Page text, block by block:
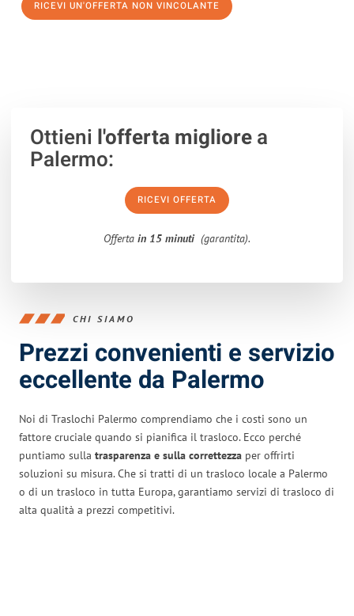
RICEVI UN'OFFERTA NON VINCOLANTE
Ottieni l'offerta migliorea
Palermo:
RICEVI OFFERTA
Offerta in 15 minuti (garantita).
CHI SIAMO
Prezzi convenienti e servizio
eccellente da Palermo
Noi di Traslochi Palermo comprendiamo che i costi sono un
fattore cruciale quando si pianifica il trasloco. Ecco perché
puntiamo sulla trasparenza e sulla correttezza per offrirti
soluzioni su misura. Che si tratti di un trasloco locale a Palermo
o di un trasloco in tutta Europa, garantiamo servizi di trasloco di
alta qualità a prezzi competitivi.